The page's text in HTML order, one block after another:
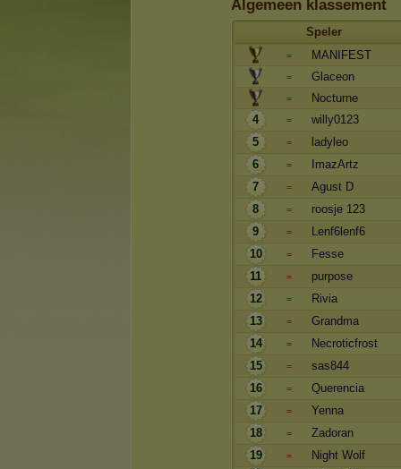
Algemeen klassement
Speler
= MANIFEST
= Glaceon
=
Nocturne
4
=
willy0123
5
=
ladyleo
6
=
ImazArtz
7
=
Agust D
8
=
roosje 123
9
=
Lenf6lenf6
10
=
Fesse
11
=
purpose
12
=
Rivia
13
=
Grandma
14
=
Necroticfrost
15
=
sas844
16
=
Querencia
17
=
Yenna
18
=
Zadoran
19
=
Night Wolf